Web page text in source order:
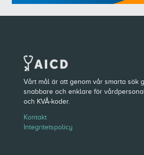
Vårt mål är att genom vår smarta sök
snabbare och enklare för
och KVÅ-koder.
Kontakt
Integritetspolicy